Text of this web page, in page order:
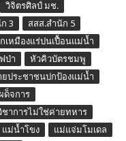
วิจิตรศิลป์ มช.
3
สสส.สำนัก 5
เหมืองแร่ปนเปื้อนแม่น้ำ
ป่า
หัวคิวบัตรชมพู
ยประชาชนปกป้องแม่น้ำ
ด็จการ
ชาการไม่ใช่ค่ายทหาร
แม่น้ำโขง
แม่แจ่มโมเดล